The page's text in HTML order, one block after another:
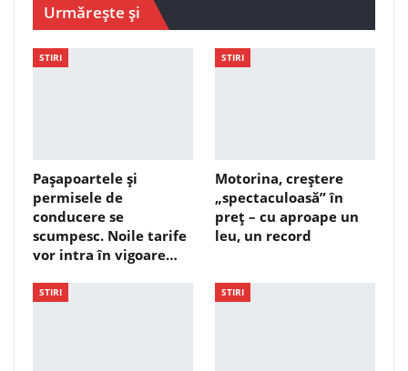
Urmărește și
STIRI
Pașapoartele și
permisele de
conducere se
scumpesc. Noile tarife
vor intra în vigoare…
STIRI
Motorina, creștere
„spectaculoasă” în
preț – cu aproape un
leu, un record
STIRI STIRI